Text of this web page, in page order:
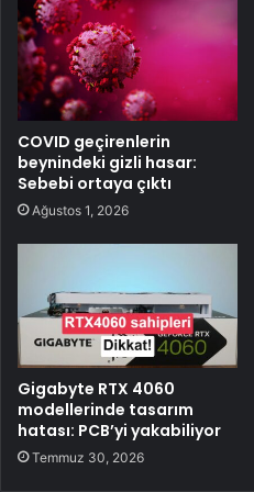
COVID geçirenlerin
beynindeki gizli hasar:
Sebebi ortaya çıktı
Ağustos 1, 2026
Gigabyte RTX 4060
modellerinde tasarım
hatası: PCB’yi yakabiliyor
Temmuz 30, 2026